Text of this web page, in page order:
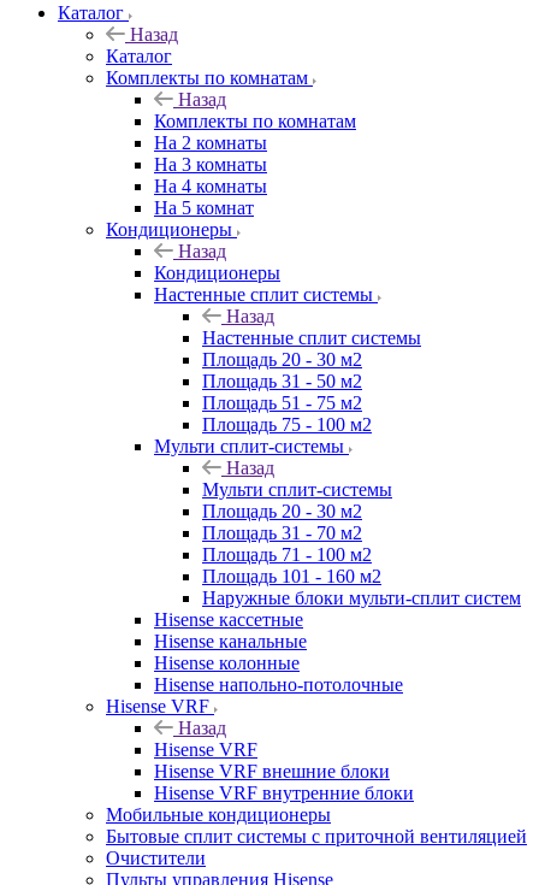
Каталог
Назад
Каталог
Комплекты по комнатам
Назад
Комплекты по комнатам
На 2 комнаты
На 3 комнаты
На 4 комнаты
На 5 комнат
Кондиционеры
Назад
Кондиционеры
Настенные сплит системы
Назад
Настенные сплит системы
Площадь 20 - 30 м2
Площадь 31 - 50 м2
Площадь 51 - 75 м2
Площадь 75 - 100 м2
Мульти сплит-системы
Назад
Мульти сплит-системы
Площадь 20 - 30 м2
Площадь 31 - 70 м2
Площадь 71 - 100 м2
Площадь 101 - 160 м2
Наружные блоки мульти-сплит систем
Hisense кассетные
Hisense канальные
Hisense колонные
Hisense напольно-потолочные
Hisense VRF
Назад
Hisense VRF
Hisense VRF внешние блоки
Hisense VRF внутренние блоки
Мобильные кондиционеры
Бытовые сплит системы с приточной вентиляцией
Очистители
Пульты управления Hisense